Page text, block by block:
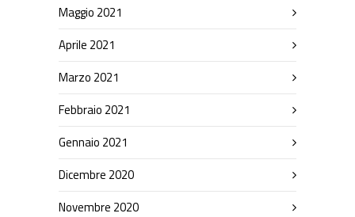
Maggio 2021
Aprile 2021
Marzo 2021
Febbraio 2021
Gennaio 2021
Dicembre 2020
Novembre 2020